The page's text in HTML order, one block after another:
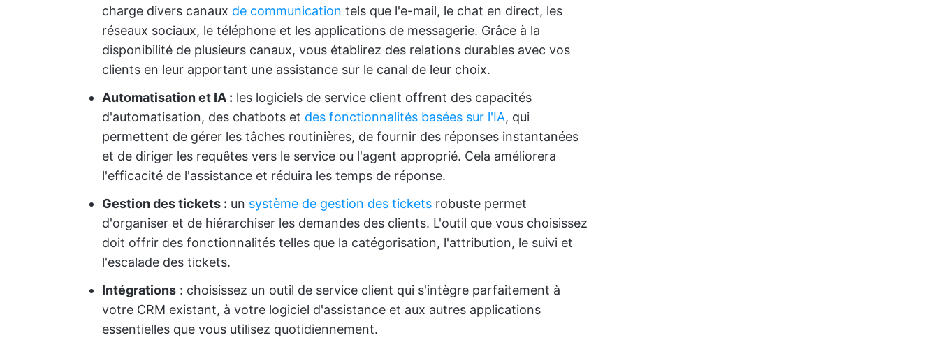
charge divers canaux de communication tels que l'e-mail, le chat en direct, les
réseaux sociaux, le téléphone et les applications de messagerie. Grâce à la
disponibilité de plusieurs canaux, vous établirez des relations durables avec vos
clients en leur apportant une assistance sur le canal de leur choix.
Automatisation et IA : les logiciels de service client offrent des capacités
d'automatisation, des chatbots et des fonctionnalités basées sur l'IA, qui
permettent de gérer les tâches routinières, de fournir des réponses instantanées
et de diriger les requêtes vers le service ou l'agent approprié. Cela améliorera
l'efficacité de l'assistance et réduira les temps de réponse.
Gestion des tickets : un système de gestion des tickets robuste permet
d'organiser et de hiérarchiser les demandes des clients. L'outil que vous choisissez
doit offrir des fonctionnalités telles que la catégorisation, l'attribution, le suivi et
l'escalade des tickets.
Intégrations : choisissez un outil de service client qui s'intègre parfaitement à
votre CRM existant, à votre logiciel d'assistance et aux autres applications
essentielles que vous utilisez quotidiennement.